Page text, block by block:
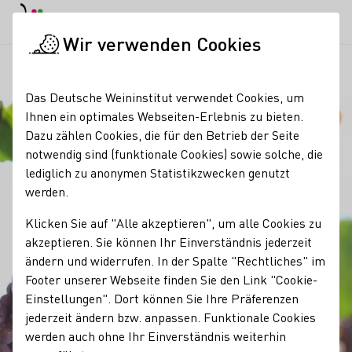
Wir verwenden Cookies
Das Deutsche Weininstitut verwendet Cookies, um
Ihnen ein optimales Webseiten-Erlebnis zu bieten.
Dazu zählen Cookies, die für den Betrieb der Seite
notwendig sind (funktionale Cookies) sowie solche, die
lediglich zu anonymen Statistikzwecken genutzt
werden.
Klicken Sie auf "Alle akzeptieren", um alle Cookies zu
akzeptieren. Sie können Ihr Einverständnis jederzeit
ändern und widerrufen. In der Spalte "Rechtliches" im
Footer unserer Webseite finden Sie den Link "Cookie-
Einstellungen". Dort können Sie Ihre Präferenzen
jederzeit ändern bzw. anpassen. Funktionale Cookies
werden auch ohne Ihr Einverständnis weiterhin